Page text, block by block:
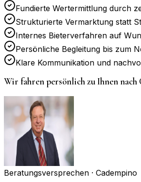
Fundierte Wertermittlung durch
Strukturierte Vermarktung statt
Internes Bieterverfahren auf
Persönliche Begleitung bis zum
Klare Kommunikation und
Wir fahren persönlich zu Ihnen nach
Beratungsversprechen · Cadempino